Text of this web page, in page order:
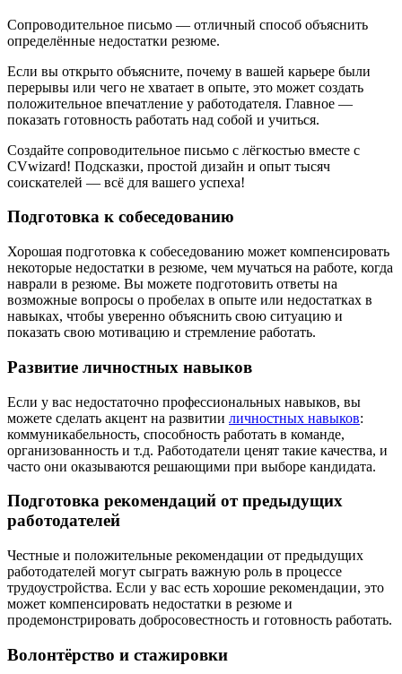
Сопроводительное письмо — отличный способ объяснить
определённые недостатки резюме.
Если вы открыто объясните, почему в вашей карьере были
перерывы или чего не хватает в опыте, это может создать
положительное впечатление у работодателя. Главное —
показать готовность работать над собой и учиться.
Создайте сопроводительное письмо с лёгкостью вместе с
CVwizard! Подсказки, простой дизайн и опыт тысяч
соискателей — всё для вашего успеха!
Подготовка к собеседованию
Хорошая подготовка к собеседованию может компенсировать
некоторые недостатки в резюме, чем мучаться на работе, когда
наврали в резюме. Вы можете подготовить ответы на
возможные вопросы о пробелах в опыте или недостатках в
навыках, чтобы уверенно объяснить свою ситуацию и
показать свою мотивацию и стремление работать.
Развитие личностных навыков
Если у вас недостаточно профессиональных навыков, вы
можете сделать акцент на развитии личностных навыков:
коммуникабельность, способность работать в команде,
организованность и т.д. Работодатели ценят такие качества, и
часто они оказываются решающими при выборе кандидата.
Подготовка рекомендаций от предыдущих
работодателей
Честные и положительные рекомендации от предыдущих
работодателей могут сыграть важную роль в процессе
трудоустройства. Если у вас есть хорошие рекомендации, это
может компенсировать недостатки в резюме и
продемонстрировать добросовестность и готовность работать.
Волонтёрство и стажировки